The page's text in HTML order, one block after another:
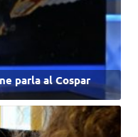
parla al Cospar